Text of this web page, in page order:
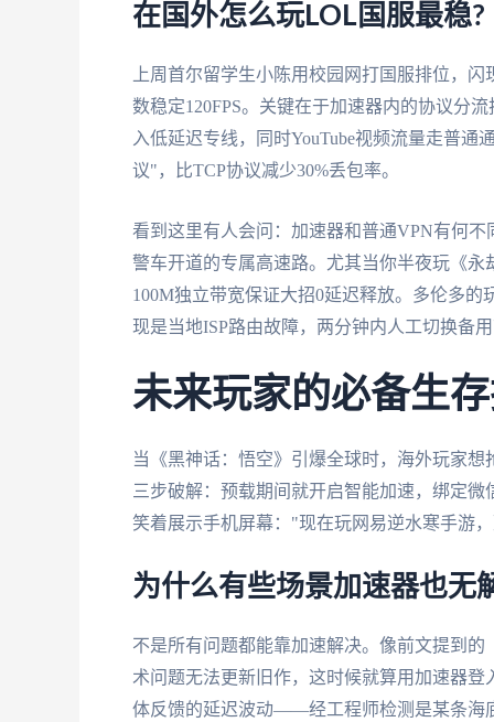
在国外怎么玩LOL国服最稳?
上周首尔留学生小陈用校园网打国服排位，
数稳定120FPS。关键在于加速器内的协议分
入低延迟专线，同时YouTube视频流量走普
议"，比TCP协议减少30%丢包率。
看到这里有人会问：加速器和普通VPN有何
警车开道的专属高速路。尤其当你半夜玩《
100M独立带宽保证大招0延迟释放。多伦多
现是当地ISP路由故障，两分钟内人工切换备
未来玩家的必备生
当《黑神话：悟空》引爆全球时，海外玩家
三步破解：预载期间就开启智能加速，绑定
笑着展示手机屏幕："现在玩网易逆水寒手游
为什么有些场景加速器也无
不是所有问题都能靠加速解决。像前文提到
术问题无法更新旧作，这时候就算用加速器
体反馈的延迟波动——经工程师检测是某条海